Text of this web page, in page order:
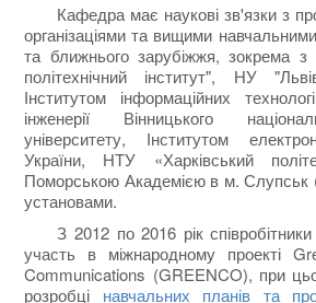
Кафедра має наукові зв'язки з
організаціями та вищими
та ближнього зарубіжжя, зокрема
політехнічний інститут", НУ
Інститутом інформаційних
інженерії Вінницького
університету, Інститутом
України, НТУ «Харківський
Поморською Академією в м.
установами.
З 2012 по 2016 рік
участь в міжнародному проекті
Communications (GREENCO), при
розробці навчальних планів та